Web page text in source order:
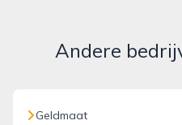
Andere
Geldmaat